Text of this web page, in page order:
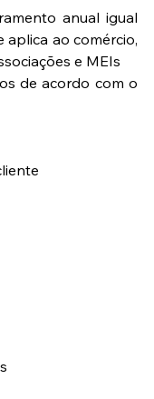
anual igual
aplica ao comércio,
e MEIs
de acordo com o